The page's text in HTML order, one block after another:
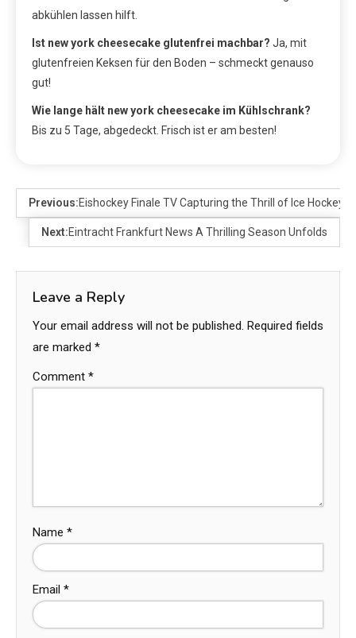
abkühlen lassen hilft.
Ist new york cheesecake glutenfrei machbar? Ja, mit
glutenfreien Keksen für den Boden – schmeckt genauso
gut!
Wie lange hält new york cheesecake im Kühlschrank?
Bis zu 5 Tage, abgedeckt. Frisch ist er am besten!
Previous:Eishockey Finale TV Capturing the Thrill of Ice
Next:Eintracht Frankfurt News A Thrilling Season Unfolds
Leave a Reply
Your email address will not be published. Required fields
are marked *
Comment *
Name *
Email *